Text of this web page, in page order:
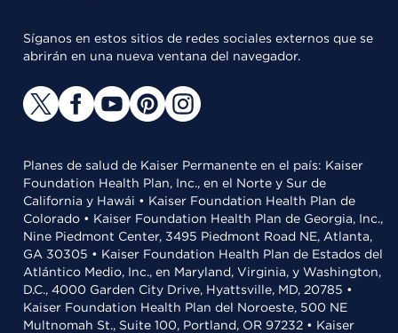
Síganos en estos sitios de redes sociales externos que se
abrirán en una nueva ventana del navegador.
Planes de salud de Kaiser Permanente en el país: Kaiser
Foundation Health Plan, Inc., en el Norte y Sur de
California y Hawái • Kaiser Foundation Health Plan de
Colorado • Kaiser Foundation Health Plan de Georgia, Inc.,
Nine Piedmont Center, 3495 Piedmont Road NE, Atlanta,
GA 30305 • Kaiser Foundation Health Plan de Estados del
Atlántico Medio, Inc., en Maryland, Virginia, y Washington,
D.C., 4000 Garden City Drive, Hyattsville, MD, 20785 •
Kaiser Foundation Health Plan del Noroeste, 500 NE
Multnomah St., Suite 100, Portland, OR 97232 • Kaiser